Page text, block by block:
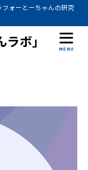
フォーとーちゃんの研究
ボ」 MENU